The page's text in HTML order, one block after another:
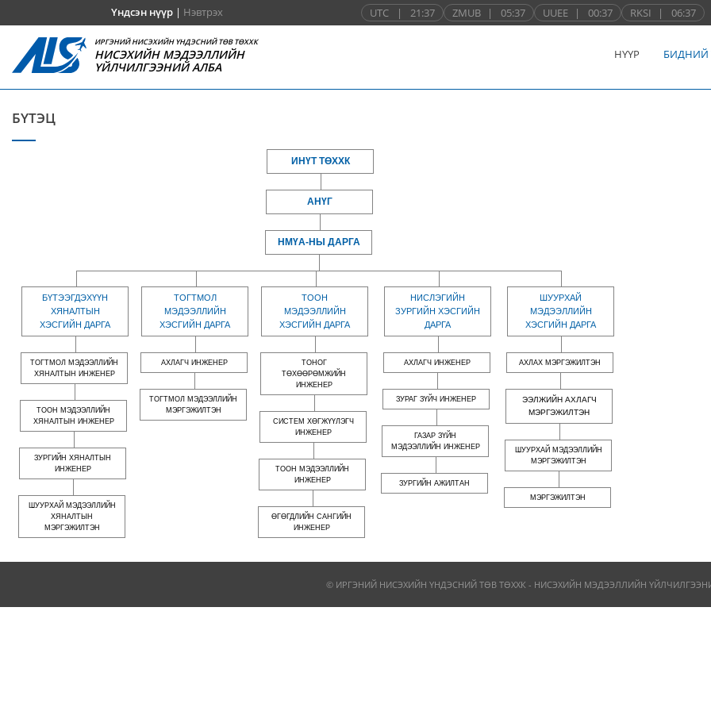
Үндсэн нүүр| Нэвтрэх UTC | 21:37 ZMUB | 05:37 UUEE | 00:37 RKSI | 06:37
ИРГЭНИЙ НИСЭХИЙН ҮНДЭСНИЙ ТӨВ ТӨХХК
НИСЭХИЙН МЭДЭЭЛЛИЙН
ҮЙЛЧИЛГЭЭНИЙ АЛБА
НҮҮР БИДНИЙ
БҮТЭЦ
ИНҮТ ТӨХХК
АНҮГ
НМҮА-НЫ ДАРГА
БҮТЭЭГДЭХҮҮН
ХЯНАЛТЫН
ХЭСГИЙН ДАРГА
ТОГТМОЛ МЭДЭЭЛЛИЙН
ХЯНАЛТЫН ИНЖЕНЕР
ТООН МЭДЭЭЛЛИЙН
ХЯНАЛТЫН ИНЖЕНЕР
ЗУРГИЙН ХЯНАЛТЫН
ИНЖЕНЕР
ШУУРХАЙ МЭДЭЭЛЛИЙН
ХЯНАЛТЫН
МЭРГЭЖИЛТЭН
ТОГТМОЛ
МЭДЭЭЛЛИЙН
ХЭСГИЙН ДАРГА
АХЛАГЧ ИНЖЕНЕР
ТОГТМОЛ МЭДЭЭЛЛИЙН
МЭРГЭЖИЛТЭН
ТООН
МЭДЭЭЛЛИЙН
ХЭСГИЙН ДАРГА
ТОНОГ
ТӨХӨӨРӨМЖИЙН
ИНЖЕНЕР
СИСТЕМ ХӨГЖҮҮЛЭГЧ
ИНЖЕНЕР
ТООН МЭДЭЭЛЛИЙН
ИНЖЕНЕР
ӨГӨГДЛИЙН САНГИЙН
ИНЖЕНЕР
НИСЛЭГИЙН
ЗУРГИЙН ХЭСГИЙН
ДАРГА
АХЛАГЧ ИНЖЕНЕР
ЗУРАГ ЗҮЙЧ ИНЖЕНЕР
ГАЗАР ЗҮЙН
МЭДЭЭЛЛИЙН ИНЖЕНЕР
ЗУРГИЙН АЖИЛТАН
ШУУРХАЙ
МЭДЭЭЛЛИЙН
ХЭСГИЙН ДАРГА
АХЛАХ МЭРГЭЖИЛТЭН
ЭЭЛЖИЙН АХЛАГЧ
МЭРГЭЖИЛТЭН
ШУУРХАЙ МЭДЭЭЛЛИЙН
МЭРГЭЖИЛТЭН
МЭРГЭЖИЛТЭН
© ИРГЭНИЙ НИСЭХИЙН ҮНДЭСНИЙ ТӨВ ТӨХХК - НИСЭХИЙН МЭДЭЭЛЛИЙН